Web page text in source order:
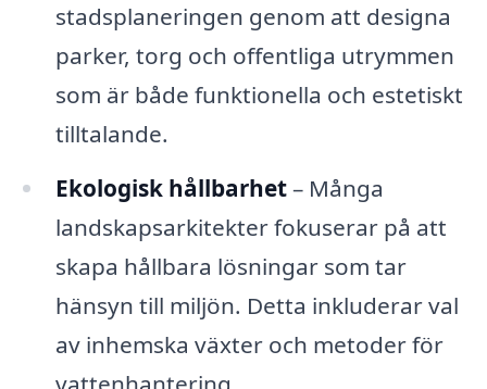
stadsplaneringen genom att designa
parker, torg och offentliga utrymmen
som är både funktionella och estetiskt
tilltalande.
Ekologisk hållbarhet– Många
landskapsarkitekter fokuserar på att
skapa hållbara lösningar som tar
hänsyn till miljön. Detta inkluderar val
av inhemska växter och metoder för